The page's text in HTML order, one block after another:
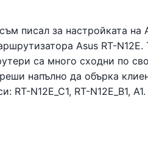
писал за настройката на
Asus RT-N12E.
са много сходни по
напълно да обърка
RT-N12E_C1, RT-N12E_B1,